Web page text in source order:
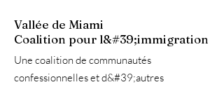
Vallée de Miami
Coalition pour l&#39;immigration
Une coalition de communautés
confessionnelles et d&#39;autres